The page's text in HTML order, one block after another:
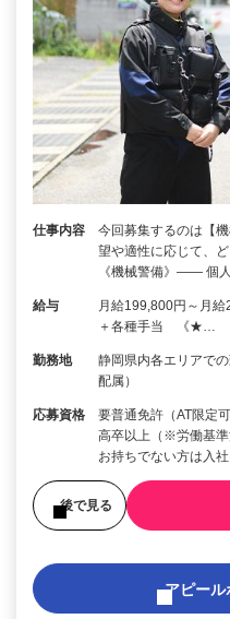
仕事内容
今回募集するのは【
望や適性に応じて、
《機械警備》―― 個
給与
月給199,800円～月給
＋各種手当 《★…
勤務地
静岡県内各エリアで
配属）
応募資格
要普通免許（AT限定
高卒以上（※労働基
お持ちでない方は入
後で見る
アピール